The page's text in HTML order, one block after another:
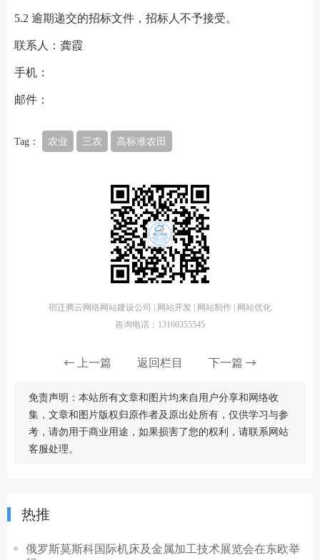
5.2 逾期递交的招标文件，招标人不予接受。
联系人：龚霞
手机：
邮件：
Tag： 农业 三农 高标准农田
宿迁腾云网络网站建设公司 | 网站开发 | 网站制作 | 网站优化
咨询电话：13160355545
上一篇 返回栏目 下一篇
免责声明：本站所有文章和图片均来自用户分享和网络收
集，文章和图片版权归原作者及原出处所有，仅供学习与参
考，请勿用于商业用途，如果损害了您的权利，请联系网站
客服处理。
热推
俄罗斯莫斯科国际机床及金属加工技术展览会在东欧举